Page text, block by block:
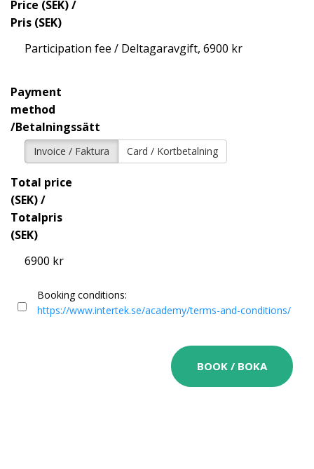
Price (SEK) /
Pris (SEK)
Participation fee / Deltagaravgift, 6900 kr
Payment
method
/Betalningssätt
Invoice / Faktura Card / Kortbetalning
Total price
(SEK) /
Totalpris
(SEK)
6900 kr
Booking conditions:
https://www.intertek.se/academy/terms-and-conditions/
BOOK / BOKA